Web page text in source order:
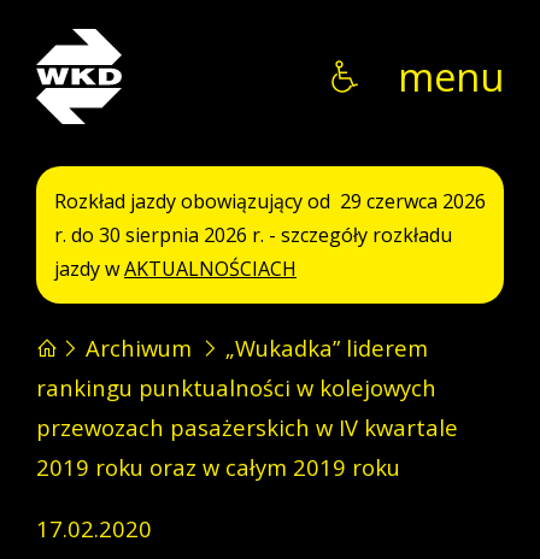
WKD
menu
Rozkład jazdy obowiązujący od 29 czerwca 2026
r. do 30 sierpnia 2026 r. - szczegóły rozkładu
jazdy wAKTUALNOŚCIACH
Archiwum
„Wukadka” liderem
rankingu punktualności w kolejowych
przewozach pasażerskich w IV kwartale
2019 roku oraz w całym 2019 roku
17.02.2020